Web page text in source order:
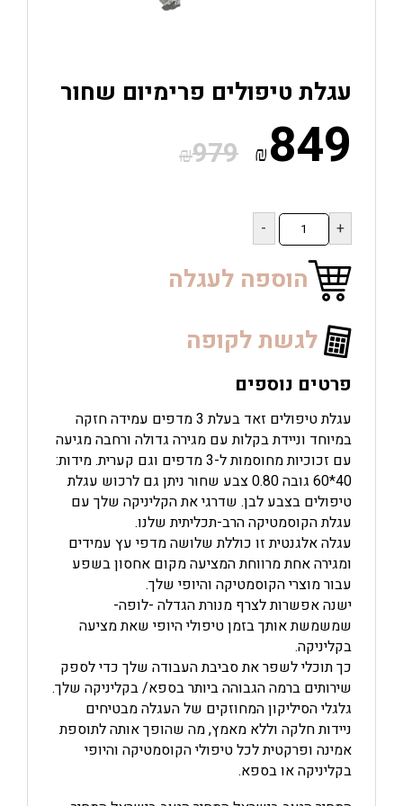
עגלת טיפולים פרימיום שחור
₪849
₪979
כמות
של
עגלת
טיפולים
פרימיום
שחור
הוספה לעגלה
לגשת לקופה
פרטים נוספים
עגלת טיפולים זאד בעלת 3 מדפים עמידה חזקה
במיוחד וניידת בקלות עם מגירה גדולה ורחבה מגיעה
עם זכוכיות מחוסמות ל-3 מדפים וגם קערית. מידות:
40*60 גובה 0.80 צבע שחור ניתן גם לרכוש עגלת
טיפולים בצבע לבן. שדרגי את הקליניקה שלך עם
עגלת הקוסמטיקה הרב-תכליתית שלנו.
עגלה אלגנטית זו כוללת שלושה מדפי עץ עמידים
ומגירה אחת מרווחת המציעה מקום אחסון בשפע
עבור מוצרי הקוסמטיקה והיופי שלך.
ישנה אפשרות לצרף מנורת הגדלה -לופה-
שמשמשת אותך בזמן טיפולי היופי שאת מציעה
בקליניקה.
כך תוכלי לשפר את סביבת העבודה שלך כדי לספק
שירותים ברמה הגבוהה ביותר בספא/ בקליניקה שלך.
גלגלי הסיליקון המחוזקים של העגלה מבטיחים
ניידות חלקה וללא מאמץ, מה שהופך אותה לתוספת
אמינה ופרקטית לכל טיפולי הקוסמטיקה והיופי
בקליניקה או בספא.